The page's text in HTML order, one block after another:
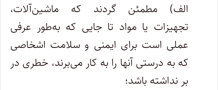
الف) مطمئن گردند که ماشین‌آلات،
تجهیزات یا مواد تا جایی که به‌طور عرفی
عملی است برای ایمنی و سلامت اشخاصی
که به درستی آنها را به کار می‌برند، خطری در
بر نداشته باشد؛